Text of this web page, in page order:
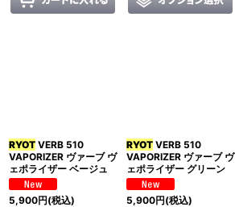
RYOT VERB 510
VAPORIZER ヴァーブ ヴ
ェポライザー ベージュ
5,900円(税込)
RYOTVERB 510
VAPORIZER ヴァーブ ヴ
ェポライザー グリーン
5,900円(税込)